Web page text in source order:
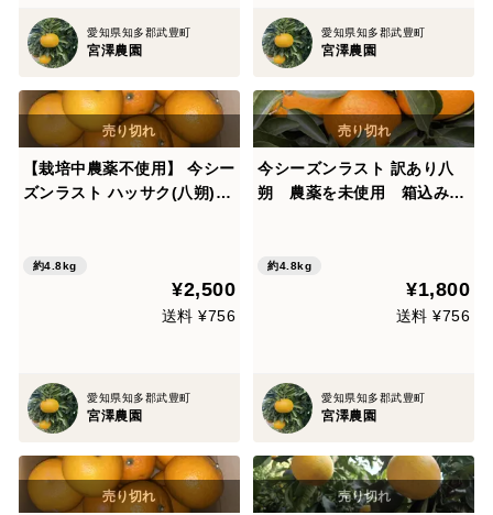
愛知県知多郡武豊町
宮澤農園
愛知県知多郡武豊町
宮澤農園
【栽培中農薬不使用】 今シー
ズンラスト ハッサク(八朔)
約4.8kg
¥2,500
送料 ¥756
愛知県知多郡武豊町
宮澤農園
今シーズンラスト 訳あり八
朔 農薬を未使用 箱込み4.
が含まれます。ジュースや加
工品にご使用下さい。
約4.8kg
¥1,800
送料 ¥756
愛知県知多郡武豊町
宮澤農園